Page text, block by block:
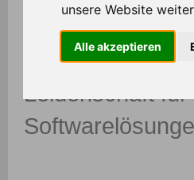
unsere Website
Alle akzeptieren
Wir suchen
unseres
Leidenschaft